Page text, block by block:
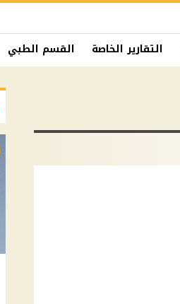
التقارير الخاصة القسم الطبي